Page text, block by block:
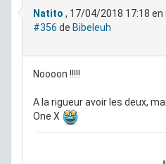
Natito , 17/04/2018 17:18 en
#356 de Bibeleuh
Noooon !!!!!
A la rigueur avoir les deux,
One X